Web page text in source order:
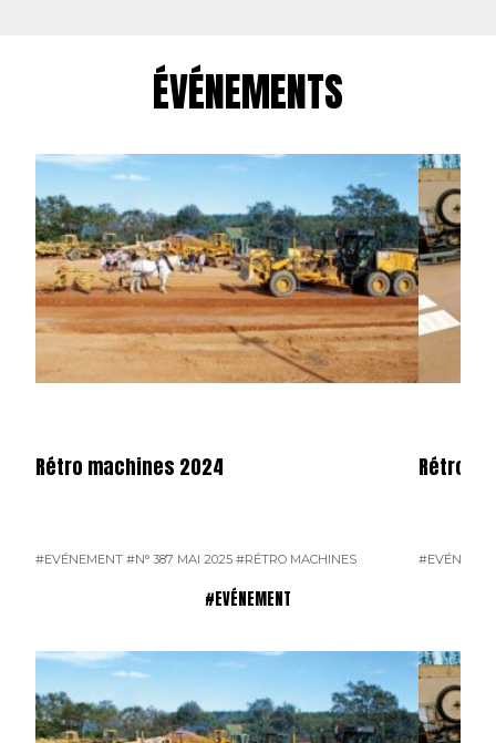
ÉVÉNEMENTS
Rétro machines 2024
#EVÉNEMENT #N° 387 MAI 2025 #RÉTRO MACHINES
#EVÉNEMENT